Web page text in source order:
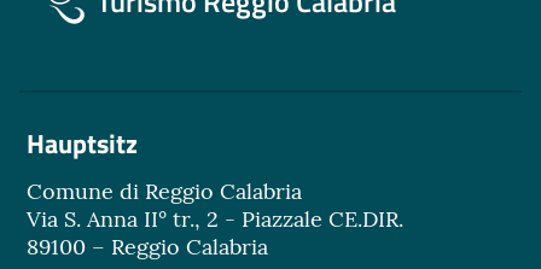
Hauptsitz
Comune di Reggio Calabria
Via S. Anna II° tr., 2 - Piazzale CE.DIR.
89100 – Reggio Calabria